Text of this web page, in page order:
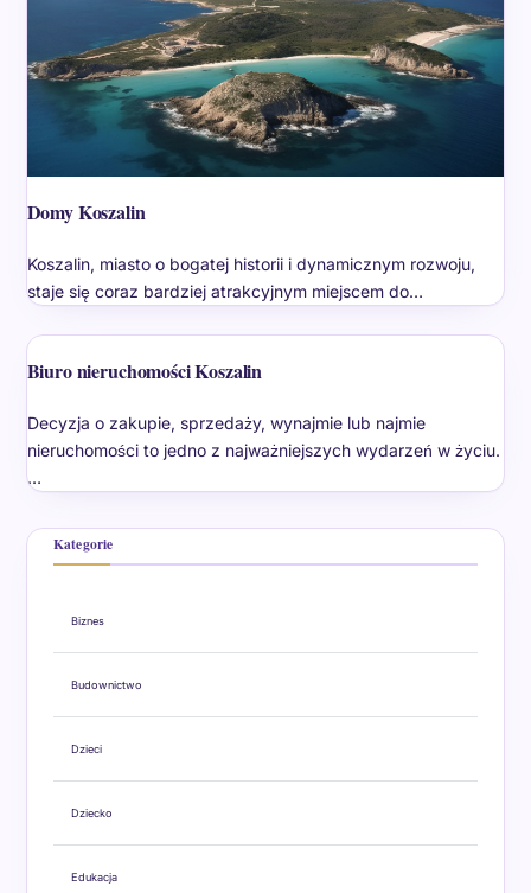
Domy Koszalin
Koszalin, miasto o bogatej historii i dynamicznym rozwoju,
staje się coraz bardziej atrakcyjnym miejscem do…
Biuro nieruchomości Koszalin
Decyzja o zakupie, sprzedaży, wynajmie lub najmie
nieruchomości to jedno z najważniejszych wydarzeń w życiu.
…
Kategorie
Biznes
Budownictwo
Dzieci
Dziecko
Edukacja